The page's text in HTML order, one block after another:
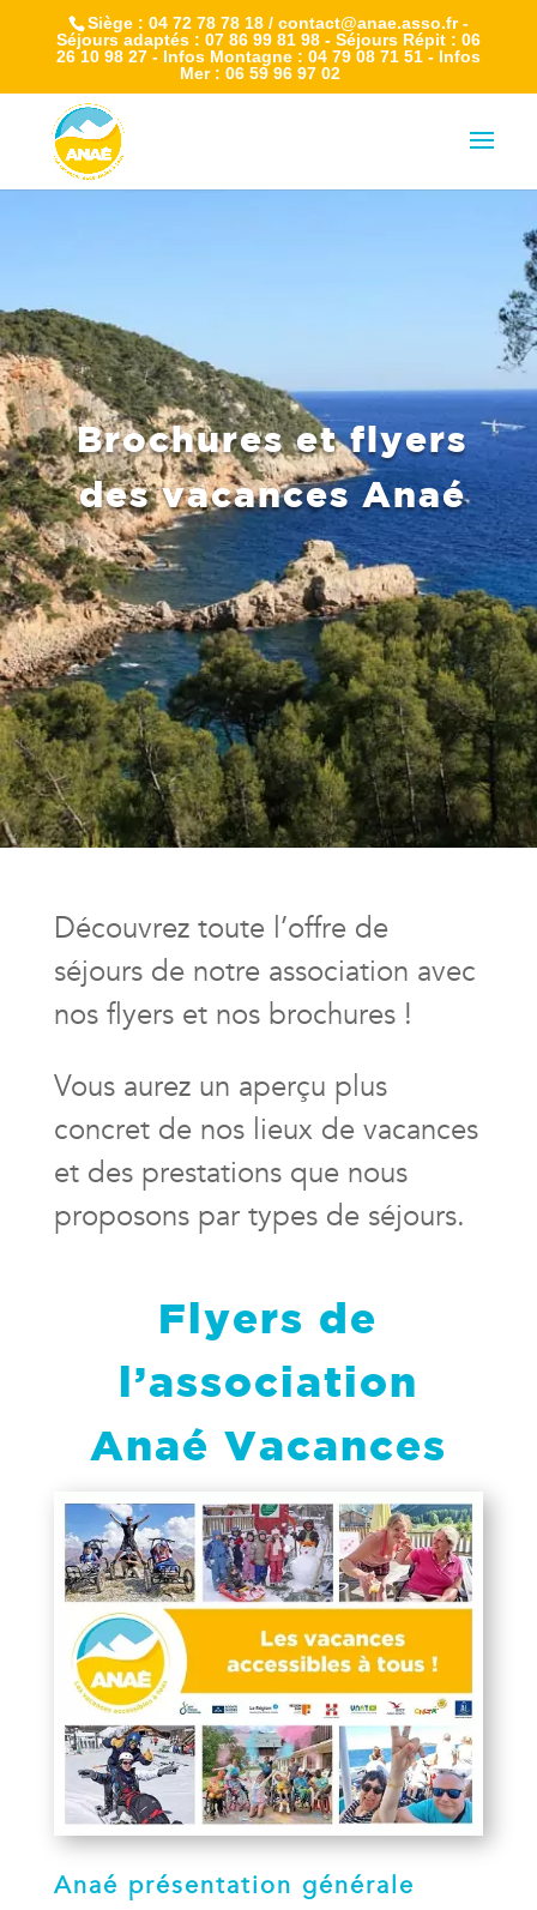
Siège : 04 72 78 78 18 / contact@anae.asso.fr -
Séjours adaptés : 07 86 99 81 98 - Séjours Répit : 06
26 10 98 27 - Infos Montagne : 04 79 08 71 51 - Infos
Mer : 06 59 96 97 02
Brochures et flyers
des vacances Anaé
Découvrez toute l’offre de
séjours de notre association avec
nos flyers et nos brochures !
Vous aurez un aperçu plus
concret de nos lieux de vacances
et des prestations que nous
proposons par types de séjours.
Flyers de
l’association
Anaé Vacances
Anaé présentation générale